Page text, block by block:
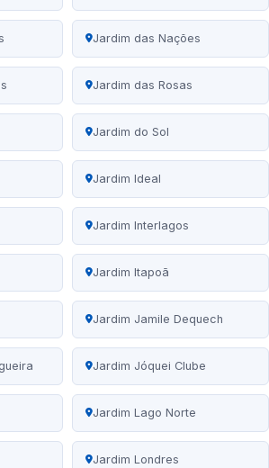
Jardim das Nações
Jardim das Rosas
Jardim do Sol
Jardim Ideal
Jardim Interlagos
Jardim Itapoã
Jardim Jamile Dequech
Jardim Jóquei Clube
Jardim Lago Norte
Jardim Londres